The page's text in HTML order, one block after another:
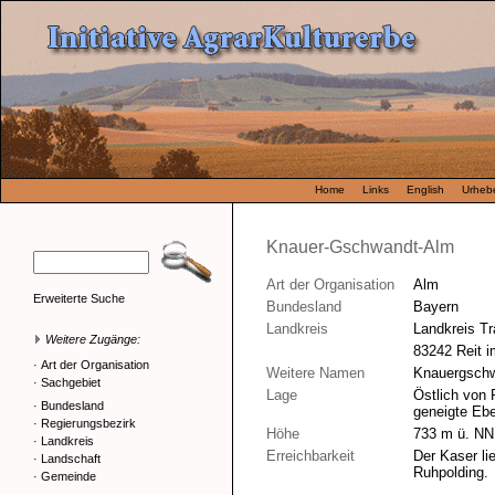
Home Links English
Erweiterte Suche
Weitere Zugänge:
· Art der Organisation
· Sachgebiet
· Bundesland
· Regierungsbezirk
· Landkreis
· Landschaft
· Gemeinde
Knauer-Gschwandt-Alm
Art der Organisation
Alm
Bundesland
Bayern
Landkreis
Landkreis
83242 Reit
Weitere Namen
Lage
Östlich von
geneigte
Höhe
733 m ü. NN
Erreichbarkeit
Der Kaser
Ruhpolding.